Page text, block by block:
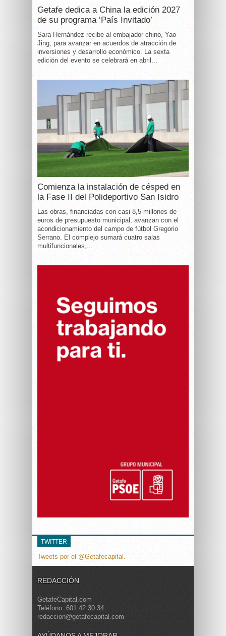
Getafe dedica a China la edición 2027
de su programa ‘País Invitado’
Sara Hernández recibe al embajador chino, Yao
Jing, para avanzar en acuerdos de atracción de
inversiones y desarrollo económico. La sexta
edición del evento se celebrará en abril...
Comienza la instalación de césped en
la Fase II del Polideportivo San Isidro
Las obras, financiadas con casi 8,5 millones de
euros de presupuesto municipal, avanzan con el
acondicionamiento del campo de fútbol Gregorio
Serrano. El complejo sumará cuatro salas
multifuncionales,...
TWITTER
Tweets por el @Getafecapital.
REDACCIÓN
GetafeCapital.com
Teléfono: 601 42 30 34
redaccion@getafecapital.com